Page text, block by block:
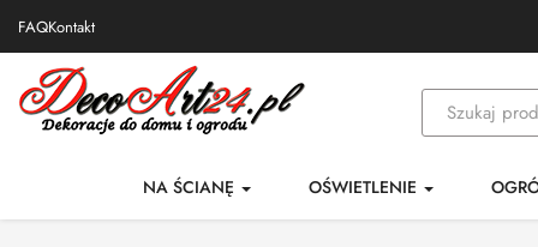
FAQKontakt
NA ŚCIANĘ OŚWIETLENIE